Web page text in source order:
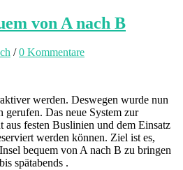
von A nach B
/0 Kommentare
werden. Deswegen wurde nun
gerufen. Das neue System zur
aus festen Buslinien und dem Einsatz
werden können. Ziel ist es,
bequem von A nach B zu bringen
spätabends .